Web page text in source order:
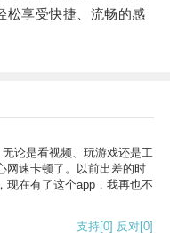
松享受快捷、流畅的感
论是看视频、玩游戏还是工
网速卡顿了。以前出差的时
现在有了这个app，我再也不
支持[0] 反对[0]